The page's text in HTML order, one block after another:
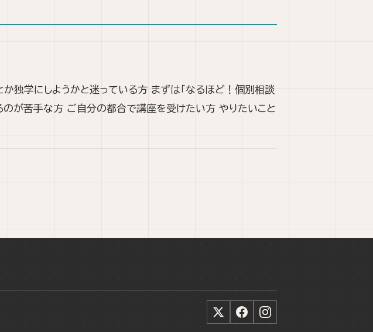
独学にしようかと迷っている方 まずは「なるほど！個別相談
が苦手な方 ご自分の都合で講座を受けたい方 やりたいこと